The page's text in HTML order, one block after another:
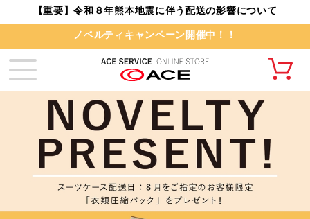
【重要】令和８年熊本地震に伴う配送の影響について
ノベルティキャンペーン開催中！！